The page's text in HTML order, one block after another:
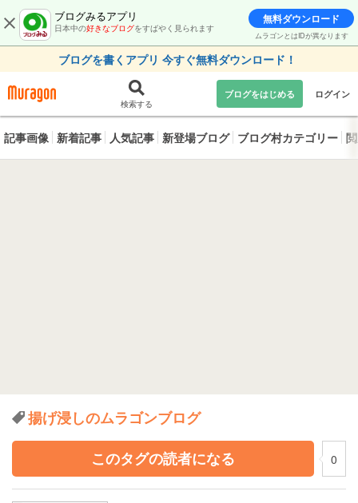
ブログみるアプリ
日本中の好きなブログをすばやく見られます
無料ダウンロード
ムラゴンとはIDが異なります
ブログを書くアプリ 今すぐ無料ダウンロード！
検索する
ブログをはじめる ログイン
記事画像 新着記事 人気記事 新登場ブログ ブログ村カテゴリー
揚げ浸しのムラゴンブログ
このタグの読者になる
0